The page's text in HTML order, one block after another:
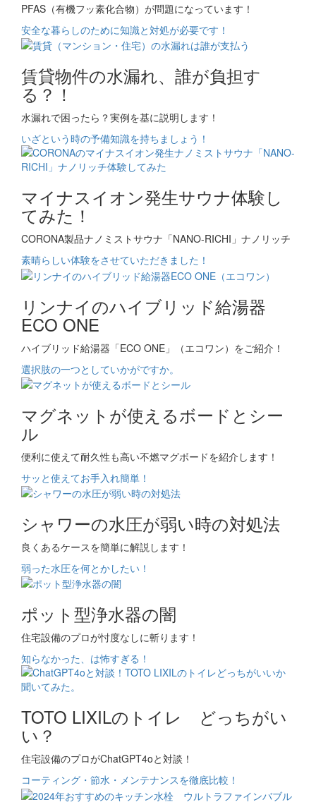
PFAS（有機フッ素化合物）が問題になっています！
安全な暮らしのために知識と対処が必要です！
賃貸物件の水漏れ、誰が負担す
る？！
水漏れで困ったら？実例を基に説明します！
いざという時の予備知識を持ちましょう！
マイナスイオン発生サウナ体験し
てみた！
CORONA製品ナノミストサウナ「NANO-RICHI」ナノリッチ
素晴らしい体験をさせていただきました！
リンナイのハイブリッド給湯器
ECO ONE
ハイブリッド給湯器「ECO ONE」（エコワン）をご紹介！
選択肢の一つとしていかがですか。
マグネットが使えるボードとシー
ル
便利に使えて耐久性も高い不燃マグボードを紹介します！
サッと使えてお手入れ簡単！
シャワーの水圧が弱い時の対処法
良くあるケースを簡単に解説します！
弱った水圧を何とかしたい！
ポット型浄水器の闇
住宅設備のプロが忖度なしに斬ります！
知らなかった、は怖すぎる！
TOTO LIXILのトイレ どっちがい
い？
住宅設備のプロがChatGPT4oと対談！
コーティング・節水・メンテナンスを徹底比較！